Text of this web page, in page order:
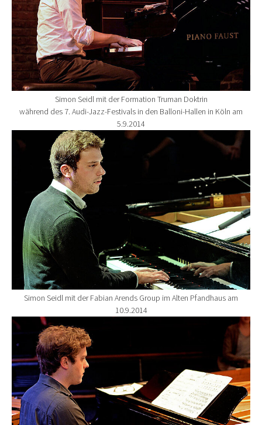
Simon Seidl mit der Formation Truman Doktrin
während des 7. Audi-Jazz-Festivals in den Balloni-Hallen in Köln am
5.9.2014
Show larger version for:
Simon Seidl mit der Fabian Arends Group im Alten Pfandhaus am
10.9.2014
Show larger version for: